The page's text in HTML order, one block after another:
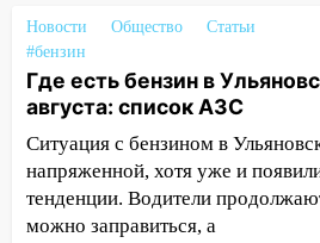
11:49
Снят режим
опасность» на
области
11:30 Кабмин РФ
2027 года импорт,
бензина Евро 2, Евро 3,
11:12 Соцсети: на
врезался в забор
Новости Общество
Статьи
#бензин
Где есть бензин в
августа: список АЗС
Ситуация с бензином в
напряженной, хотя уже и
тенденции. Водители
можно заправиться, а